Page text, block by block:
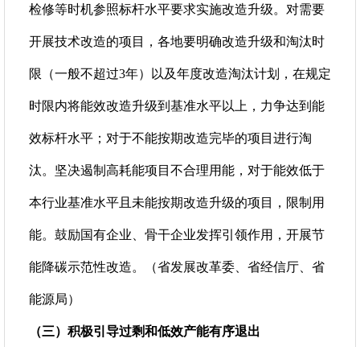
检修等时机参照标杆水平要求实施改造升级。对需要
开展技术改造的项目，各地要明确改造升级和淘汰时
限（一般不超过3年）以及年度改造淘汰计划，在规定
时限内将能效改造升级到基准水平以上，力争达到能
效标杆水平；对于不能按期改造完毕的项目进行淘
汰。坚决遏制高耗能项目不合理用能，对于能效低于
本行业基准水平且未能按期改造升级的项目，限制用
能。鼓励国有企业、骨干企业发挥引领作用，开展节
能降碳示范性改造。（省发展改革委、省经信厅、省
能源局）
（三）积极引导过剩和低效产能有序退出